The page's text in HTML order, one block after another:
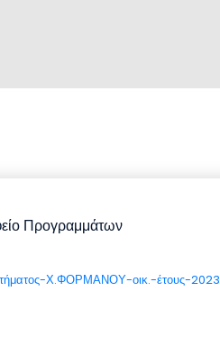
Προγραμμάτων
Χ.ΦΟΡΜΑΝΟΥ-οικ.-έτους-2023